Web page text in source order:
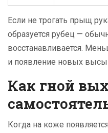
Если не трогать прыщ
образуется рубец —
восстанавливается.
и появление новых
Как гной
Когда на коже